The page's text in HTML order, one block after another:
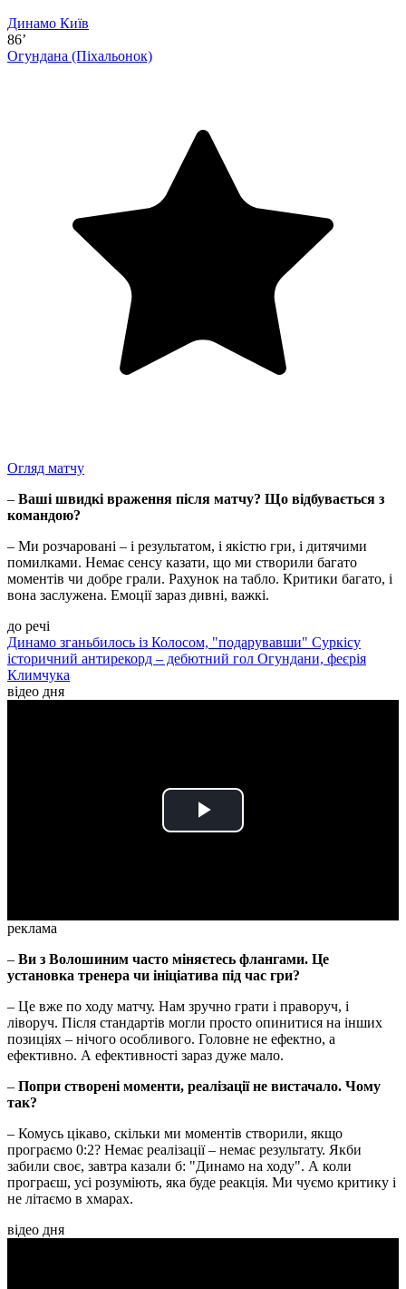
Динамо Київ
86’
Огундана (Піхальонок)
Огляд матчу
– Ваші швидкі враження після матчу? Що відбувається з
командою?
– Ми розчаровані – і результатом, і якістю гри, і дитячими
помилками. Немає сенсу казати, що ми створили багато
моментів чи добре грали. Рахунок на табло. Критики багато, і
вона заслужена. Емоції зараз дивні, важкі.
до речі
Динамо зганьбилось із Колосом, "подарувавши" Суркісу
історичний антирекорд – дебютний гол Огундани, феєрія
Климчука
відео дня
Play
реклама
– Ви з Волошиним часто міняєтесь флангами. Це
установка тренера чи ініціатива під час гри?
– Це вже по ходу матчу. Нам зручно грати і праворуч, і
ліворуч. Після стандартів могли просто опинитися на інших
позиціях – нічого особливого. Головне не ефектно, а
ефективно. А ефективності зараз дуже мало.
– Попри створені моменти, реалізації не вистачало. Чому
так?
– Комусь цікаво, скільки ми моментів створили, якщо
програємо 0:2? Немає реалізації – немає результату. Якби
забили своє, завтра казали б: "Динамо на ходу". А коли
програєш, усі розуміють, яка буде реакція. Ми чуємо критику і
не літаємо в хмарах.
відео дня